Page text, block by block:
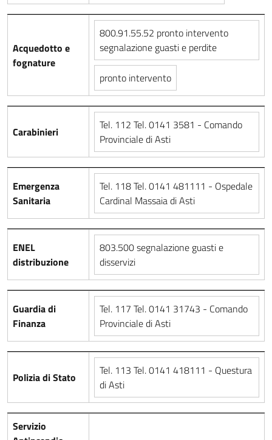
Acquedotto e
fognature
800.91.55.52 pronto intervento
segnalazione guasti e perdite
pronto intervento
Carabinieri
Tel. 112 Tel. 0141 3581 - Comando
Provinciale di Asti
Emergenza
Sanitaria
Tel. 118 Tel. 0141 481111 - Ospedale
Cardinal Massaia di Asti
ENEL
distribuzione
803.500 segnalazione guasti e
disservizi
Guardia di
Finanza
Tel. 117 Tel. 0141 31743 - Comando
Provinciale di Asti
Polizia di Stato
Tel. 113 Tel. 0141 418111 - Questura
di Asti
Servizio